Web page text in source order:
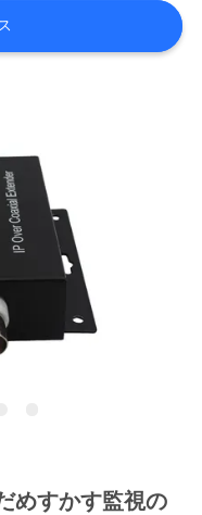
めすかす監視の